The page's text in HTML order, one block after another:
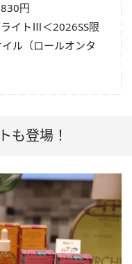
円
イトⅢ＜2026SS限
ル（ロールオンタ
も登場！